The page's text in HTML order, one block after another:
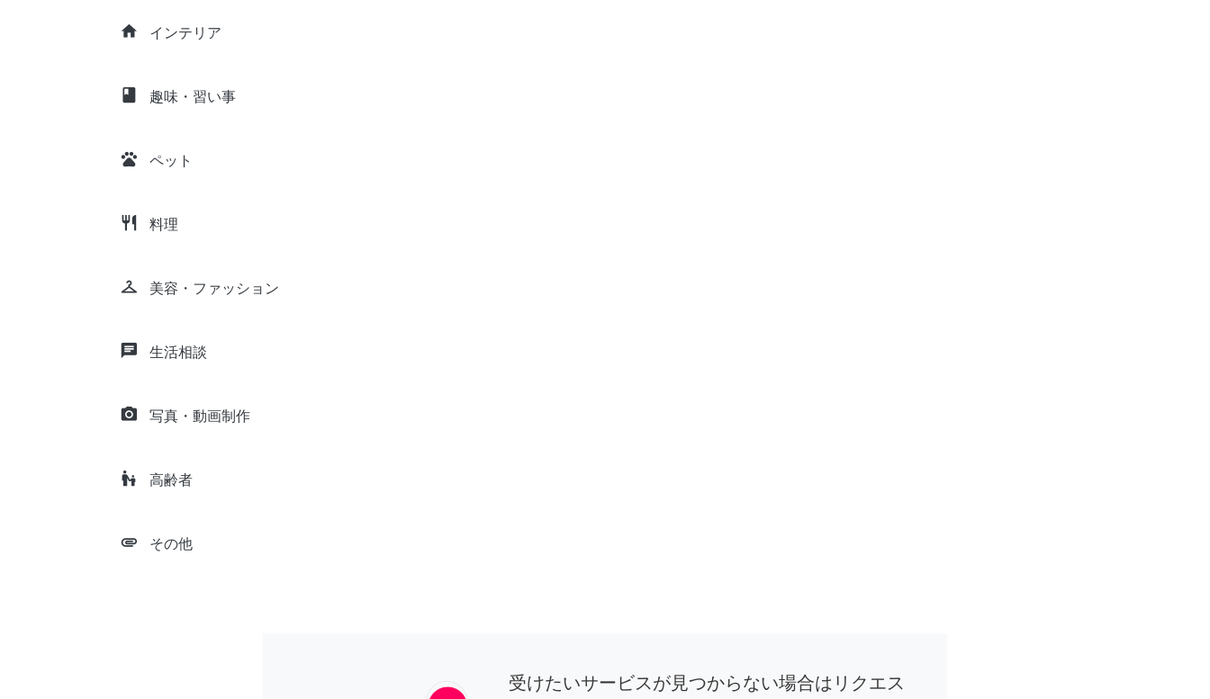
home インテリア
class 趣味・習い事
pets ペット
restaurant 料理
checkroom 美容・ファッション
chat 生活相談
camera_alt 写真・動画制作
escalator_warning 高齢者
attachment その他
受けたいサービスが見つからない場合はリクエス